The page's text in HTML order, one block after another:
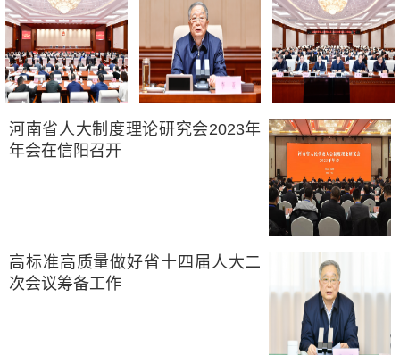
河南省人大制度理论研究会2023年
年会在信阳召开
高标准高质量做好省十四届人大二
次会议筹备工作